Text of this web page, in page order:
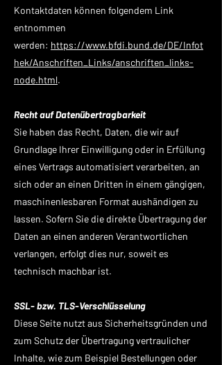
Kontaktdaten können folgendem Link
entnommen
werden: https://www.bfdi.bund.de/DE/Infot
hek/Anschriften_Links/anschriften_links-
node.html.
Recht auf Datenübertragbarkeit
Sie haben das Recht, Daten, die wir auf
Grundlage Ihrer Einwilligung oder in Erfüllung
eines Vertrags automatisiert verarbeiten, an
sich oder an einen Dritten in einem gängigen,
maschinenlesbaren Format aushändigen zu
lassen. Sofern Sie die direkte Übertragung der
Daten an einen anderen Verantwortlichen
verlangen, erfolgt dies nur, soweit es
technisch machbar ist.
SSL- bzw. TLS-Verschlüsselung
Diese Seite nutzt aus Sicherheitsgründen und
zum Schutz der Übertragung vertraulicher
Inhalte, wie zum Beispiel Bestellungen oder